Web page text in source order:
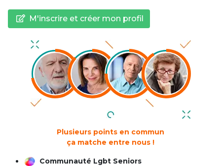
M'inscrire et créer mon profil
Plusieurs points en commun
ça matche entre nous !
Communauté Lgbt Seniors